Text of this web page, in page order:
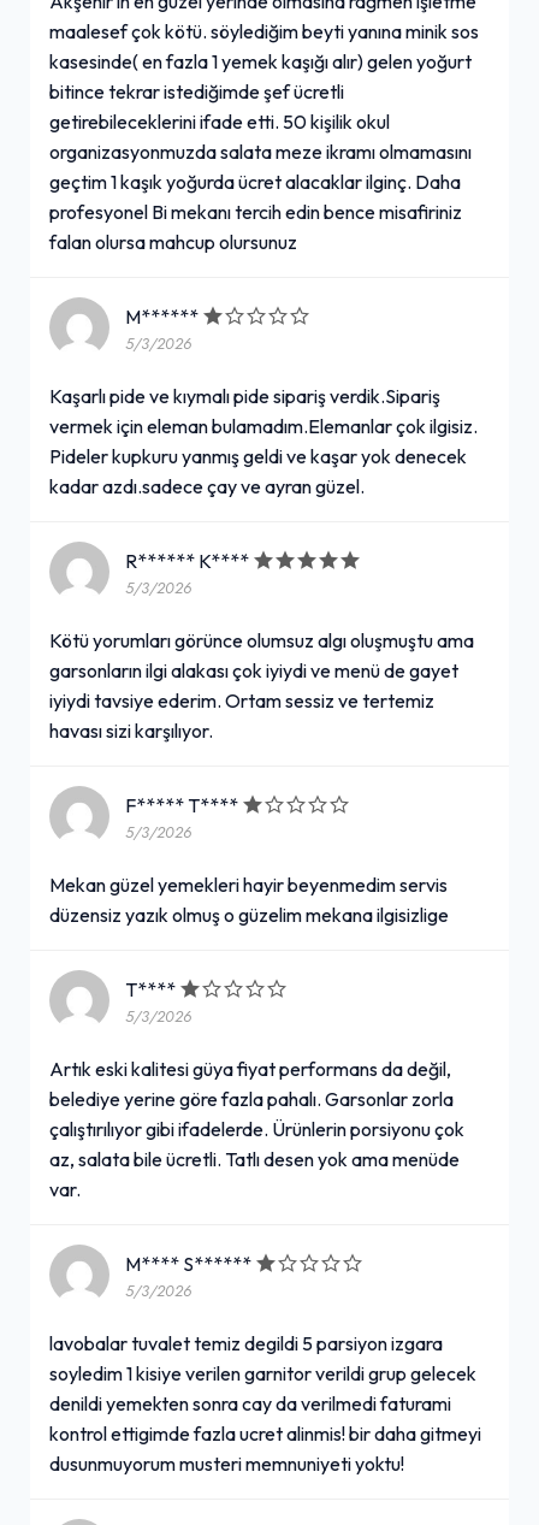
maalesef çok kötü. söylediğim beyti yanına minik sos
kasesinde( en fazla 1 yemek kaşığı alır) gelen yoğurt
bitince tekrar istediğimde şef ücretli
getirebileceklerini ifade etti. 50 kişilik okul
organizasyonmuzda salata meze ikramı olmamasını
geçtim 1 kaşık yoğurda ücret alacaklar ilginç. Daha
profesyonel Bi mekanı tercih edin bence misafiriniz
falan olursa mahcup olursunuz
M******
5/3/2026
Kaşarlı pide ve kıymalı pide sipariş verdik.Sipariş
vermek için eleman bulamadım.Elemanlar çok ilgisiz.
Pideler kupkuru yanmış geldi ve kaşar yok denecek
kadar azdı.sadece çay ve ayran güzel.
R****** K****
5/3/2026
Kötü yorumları görünce olumsuz algı oluşmuştu ama
garsonların ilgi alakası çok iyiydi ve menü de gayet
iyiydi tavsiye ederim. Ortam sessiz ve tertemiz
havası sizi karşılıyor.
F***** T****
5/3/2026
Mekan güzel yemekleri hayir beyenmedim servis
düzensiz yazık olmuş o güzelim mekana ilgisizlige
T****
5/3/2026
Artık eski kalitesi güya fiyat performans da değil,
belediye yerine göre fazla pahalı. Garsonlar zorla
çalıştırılıyor gibi ifadelerde. Ürünlerin porsiyonu çok
az, salata bile ücretli. Tatlı desen yok ama menüde
var.
M**** S******
5/3/2026
lavobalar tuvalet temiz degildi 5 parsiyon izgara
soyledim 1 kisiye verilen garnitor verildi grup gelecek
denildi yemekten sonra cay da verilmedi faturami
kontrol ettigimde fazla ucret alinmis! bir daha gitmeyi
dusunmuyorum musteri memnuniyeti yoktu!